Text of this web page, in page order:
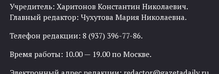
Учредитель: Харитонов Константин Николаевич.
Главный редактор: Чухутова Мария Николаевна.
Телефон редакции: 8 (937) 396-77-86.
Время работы: 10.00 — 19.00 по Москве.